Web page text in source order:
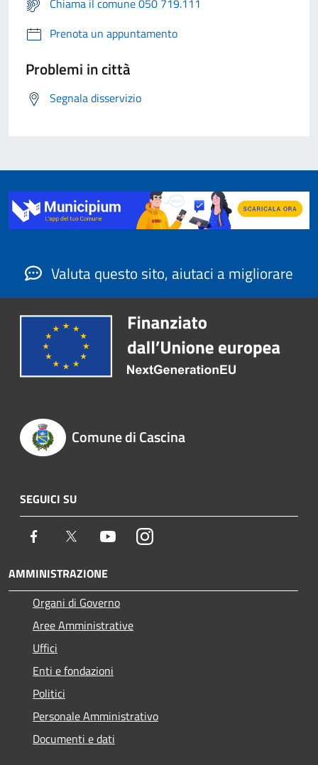
Chiama il comune 050 719.111
Prenota un appuntamento
Problemi in città
Segnala disservizio
Valuta questo sito, aiutaci a migliorare
Comune di Cascina
SEGUICI SU
Facebook Twitter YoutubeInstagram
AMMINISTRAZIONE
Organi di Governo
Aree Amministrative
Uffici
Enti e fondazioni
Politici
Personale Amministrativo
Documenti e dati